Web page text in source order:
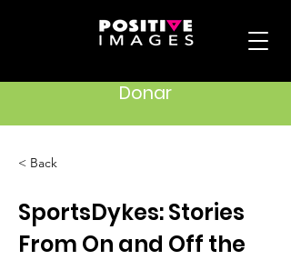
Donar
< Back
SportsDykes: Stories
From On and Off the